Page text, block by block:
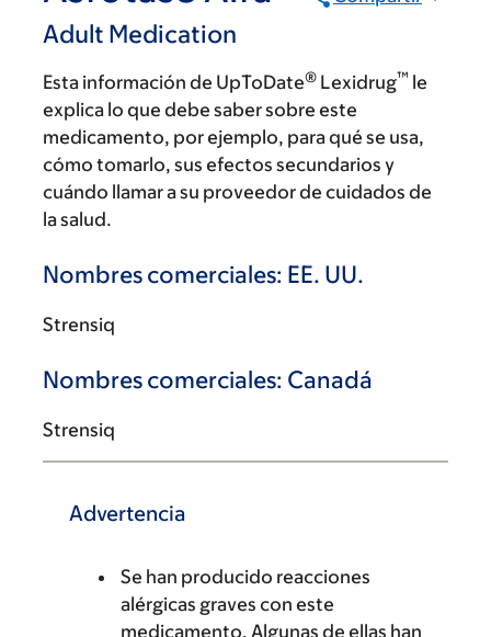
Adult Medication
Esta información de UpToDate® Lexidrug™ le
explica lo que debe saber sobre este
medicamento, por ejemplo, para qué se usa,
cómo tomarlo, sus efectos secundarios y
cuándo llamar a su proveedor de cuidados de
la salud.
Nombres comerciales: EE. UU.
Strensiq
Nombres comerciales: Canadá
Strensiq
Advertencia
Se han producido reacciones
alérgicas graves con este
medicamento. Algunas de ellas han